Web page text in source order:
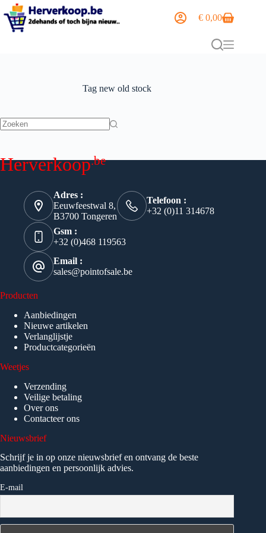
€ 0,00
Tag new old stock
Herverkoop.be
Adres :
Eeuwfeestwal 8,
B3700 Tongeren
Telefoon :
+32 (0)11 314678
Gsm :
+32 (0)468 119563
Email :
sales@pointofsale.be
Producten
Aanbiedingen
Nieuwe artikelen
Verlanglijstje
Productcategorieën
Weetjes
Verzending
Veilige betaling
Over ons
Contacteer ons
Nieuwsbrief
Schrijf je in op onze nieuwsbrief en ontvang de beste
aanbiedingen en persoonlijk advies.
E-mail